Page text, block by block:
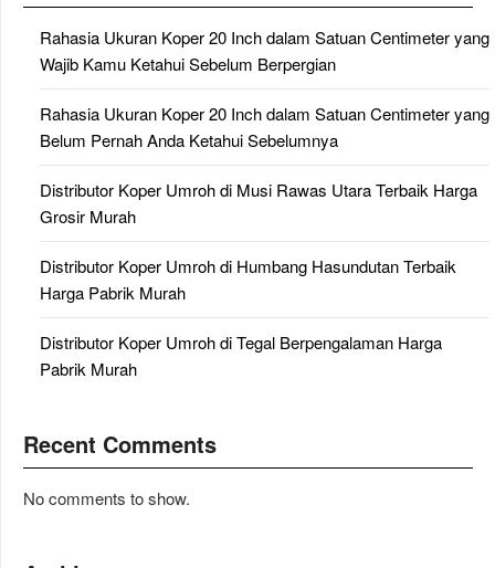
Rahasia Ukuran Koper 20 Inch dalam Satuan Centimeter yang
Wajib Kamu Ketahui Sebelum Berpergian
Rahasia Ukuran Koper 20 Inch dalam Satuan Centimeter yang
Belum Pernah Anda Ketahui Sebelumnya
Distributor Koper Umroh di Musi Rawas Utara Terbaik Harga
Grosir Murah
Distributor Koper Umroh di Humbang Hasundutan Terbaik
Harga Pabrik Murah
Distributor Koper Umroh di Tegal Berpengalaman Harga
Pabrik Murah
Recent Comments
No comments to show.